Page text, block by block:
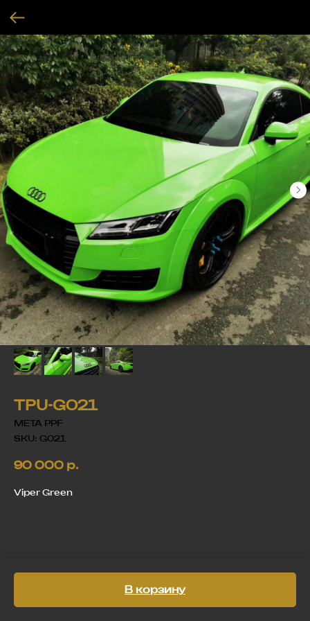
TPU-G021
META PPF
SKU: G021
90 000 р.
В корзину
Viper Green